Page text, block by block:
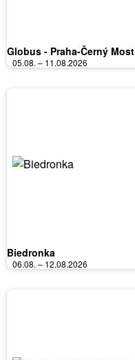
Globus - Praha-Černý Most
05.08. – 11.08.2026
Biedronka
06.08. – 12.08.2026